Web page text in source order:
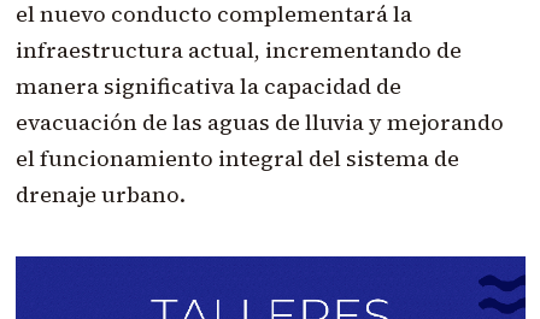
el nuevo conducto complementará la
infraestructura actual, incrementando de
manera significativa la capacidad de
evacuación de las aguas de lluvia y mejorando
el funcionamiento integral del sistema de
drenaje urbano.